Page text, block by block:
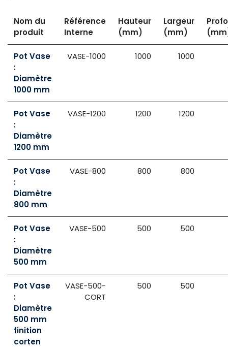
Nom du
produit
Référence
Interne
Hauteur
(mm)
Largeur
(mm)
Pot Vase
:
Diamètre
1000 mm
VASE-1000 1000 1000
Pot Vase
:
Diamètre
1200 mm
VASE-1200 1200 1200
Pot Vase
:
Diamètre
800 mm
VASE-800 800 800
Pot Vase
:
Diamètre
500 mm
VASE-500 500 500
Pot Vase
:
Diamètre
500 mm
finition
corten
VASE-500-
CORT
500 500